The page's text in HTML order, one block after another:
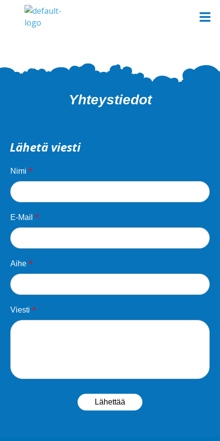
Yhteystiedot
Lähetä viesti
Nimi *
E-Mail *
Aihe *
Viesti *
Lähettää